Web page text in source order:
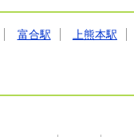
富合駅 上熊本駅